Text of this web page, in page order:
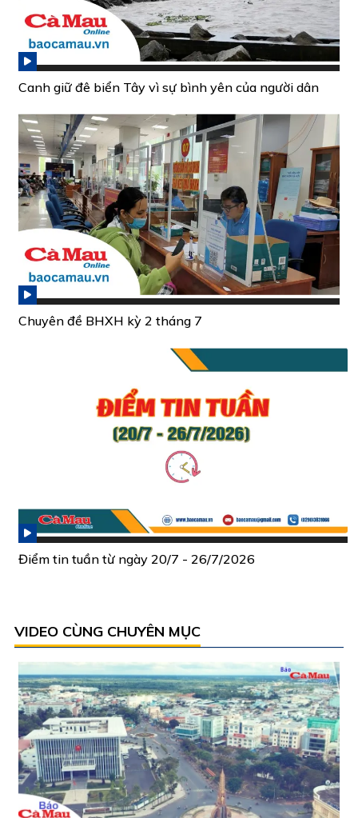
Canh giữ đê biển Tây vì sự bình yên của người dân
Chuyên đề BHXH kỳ 2 tháng 7
Điểm tin tuần từ ngày 20/7 - 26/7/2026
VIDEO CÙNG CHUYÊN MỤC